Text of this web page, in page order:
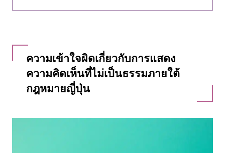
ความเข้าใจผิดเกี่ยวกับการแสดง
ความคิดเห็นที่ไม่เป็นธรรมภายใต้
กฎหมายญี่ปุ่น